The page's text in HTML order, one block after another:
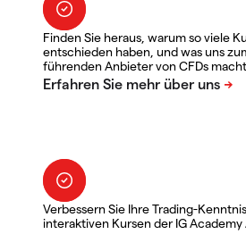
Finden Sie heraus, warum so viele
entschieden haben, und was uns
führenden Anbieter von CFDs
Verbessern Sie Ihre Trading-
interaktiven Kursen der IG Academy